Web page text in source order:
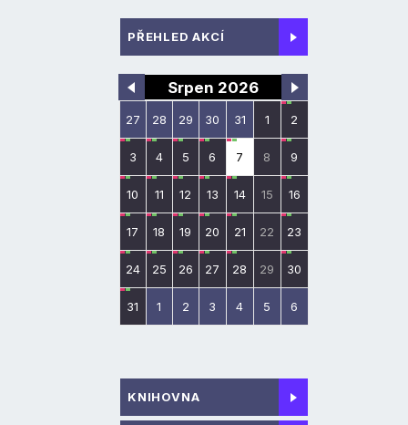
PŘEHLED AKCÍ
Srpen 2026
27 28 29 30 31 1 2
3 4 5 6 7 8 9
10 11 12 13 14 15 16
17 18 19 20 21 22 23
24 25 26 27 28 29 30
31 1 2 3 4 5 6
KNIHOVNA